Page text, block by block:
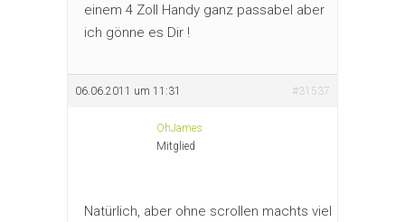
einem 4 Zoll Handy ganz passabel aber
ich gönne es Dir !
06.06.2011 um 11:31 #31537
OhJames
Mitglied
Natürlich, aber ohne scrollen machts viel